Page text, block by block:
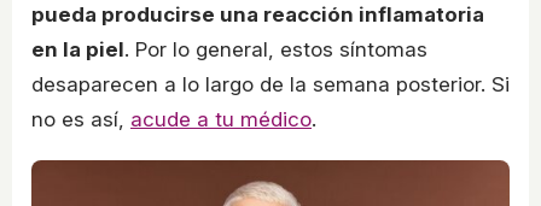
pueda producirse una reacción inflamatoria
en la piel. Por lo general, estos síntomas
desaparecen a lo largo de la semana posterior. Si
no es así, acude a tu médico.